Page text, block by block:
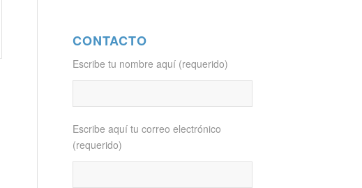
CONTACTO
Escribe tu nombre aquí (requerido)
Escribe aquí tu correo electrónico
(requerido)